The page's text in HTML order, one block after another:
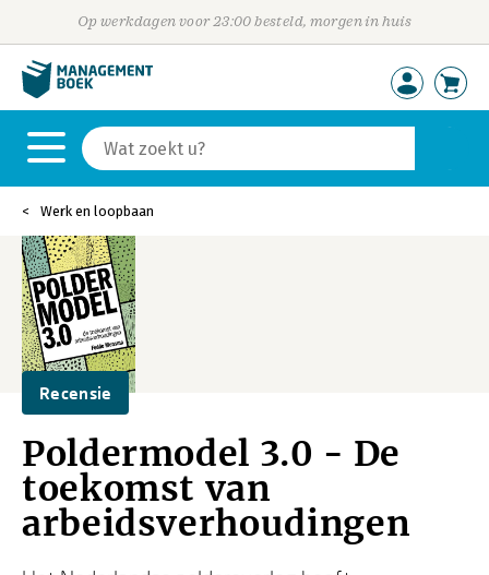
Op werkdagen voor 23:00 besteld, morgen in huis
Werk en loopbaan
Recensie
Poldermodel 3.0 - De
toekomst van
arbeidsverhoudingen